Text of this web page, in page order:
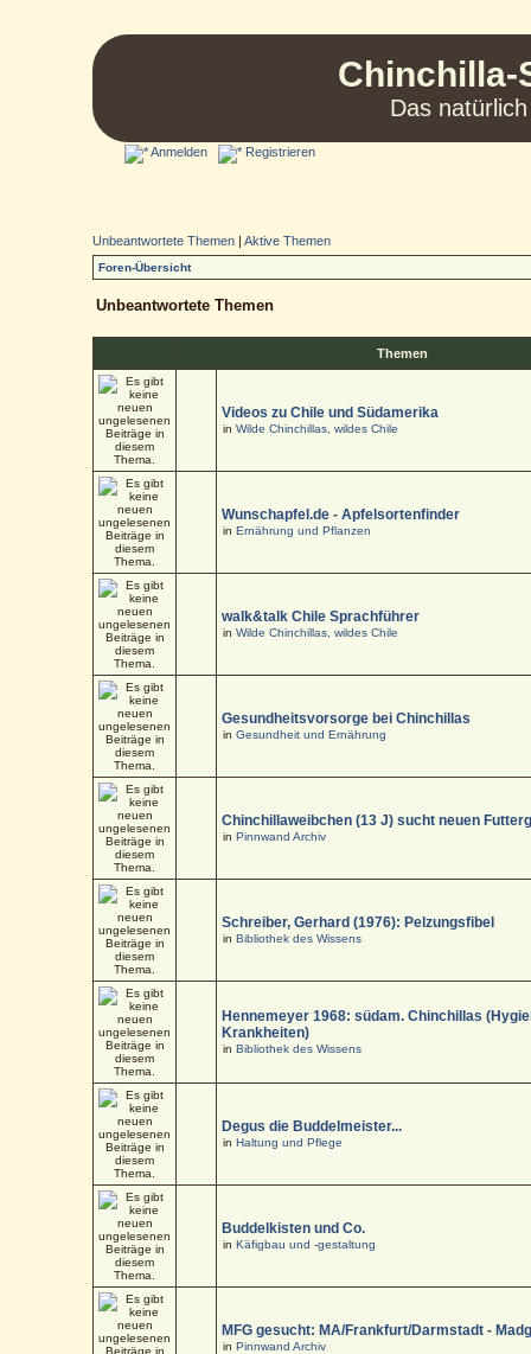
Chinchilla-
Das
Anmelden Registrieren
Unbeantwortete Themen |Aktive Themen
Foren-Übersicht
Unbeantwortete Themen
Themen
Videos zu Chile und Südamerika
inWilde Chinchillas, wildes Chile
Wunschapfel.de - Apfelsortenfinder
inErnährung und Pflanzen
walk&talk Chile Sprachführer
inWilde Chinchillas, wildes Chile
Gesundheitsvorsorge bei Chinchillas
inGesundheit und Ernährung
Chinchillaweibchen (13 J) sucht neuen
inPinnwand Archiv
Schreiber, Gerhard (1976): Pelzungsfibel
inBibliothek des Wissens
Hennemeyer 1968: südam. Chinchillas
Krankheiten)
inBibliothek des Wissens
Degus die Buddelmeister...
inHaltung und Pflege
Buddelkisten und Co.
inKäfigbau und -gestaltung
MFG gesucht: MA/Frankfurt/Darmstadt -
inPinnwand Archiv